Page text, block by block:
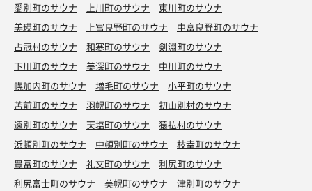
愛別町のサウナ
上川町のサウナ
東川町のサウナ
美瑛町のサウナ
上富良野町のサウナ
中富良野町のサウナ
占冠村のサウナ
和寒町のサウナ
剣淵町のサウナ
下川町のサウナ
美深町のサウナ
中川町のサウナ
幌加内町のサウナ
増毛町のサウナ
小平町のサウナ
苫前町のサウナ
羽幌町のサウナ
初山別村のサウナ
遠別町のサウナ
天塩町のサウナ
猿払村のサウナ
浜頓別町のサウナ
中頓別町のサウナ
枝幸町のサウナ
豊富町のサウナ
礼文町のサウナ
利尻町のサウナ
利尻富士町のサウナ
美幌町のサウナ
津別町のサウナ